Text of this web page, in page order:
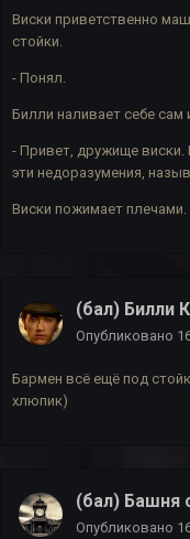
Виски приветственно
стойки.
- Понял.
Билли наливает себе сам
- Привет, дружище
эти недоразумения,
Виски пожимает
(бал) Билли
Опубликовано
Бармен всё ещё под
хлюпик)
(бал) Башня
Опубликовано